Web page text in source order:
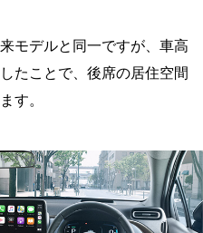
モデルと同一ですが、車高
たことで、後席の居住空間
す。